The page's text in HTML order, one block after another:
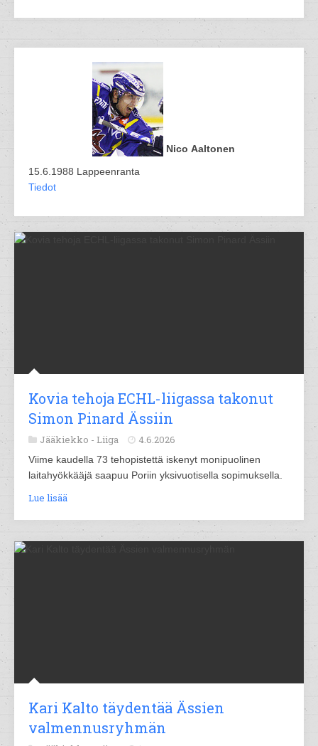
Nico Aaltonen
15.6.1988 Lappeenranta
Tiedot
Kovia tehoja ECHL-liigassa takonut
Simon Pinard Ässiin
Jääkiekko - Liiga 4.6.2026
Viime kaudella 73 tehopistettä iskenyt monipuolinen
laitahyökkääjä saapuu Poriin yksivuotisella sopimuksella.
Lue lisää
Kari Kalto täydentää Ässien
valmennusryhmän